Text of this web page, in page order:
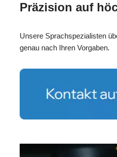
Präzision auf
Unsere Sprachspezialisten
genau nach Ihren Vorgaben.